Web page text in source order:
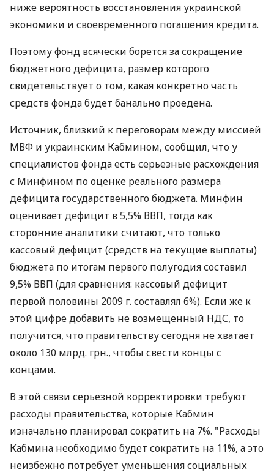
ниже вероятность восстановления украинской
экономики и своевременного погашения кредита.
Поэтому фонд всячески борется за сокращение
бюджетного дефицита, размер которого
свидетельствует о том, какая конкретно часть
средств фонда будет банально проедена.
Источник, близкий к переговорам между миссией
МВФ и украинским Кабмином, сообщил, что у
специалистов фонда есть серьезные расхождения
с Минфином по оценке реального размера
дефицита государственного бюджета. Минфин
оценивает дефицит в 5,5% ВВП, тогда как
сторонние аналитики считают, что только
кассовый дефицит (средств на текущие выплаты)
бюджета по итогам первого полугодия составил
9,5% ВВП (для сравнения: кассовый дефицит
первой половины 2009 г. составлял 6%). Если же к
этой цифре добавить не возмещенный НДС, то
получится, что правительству сегодня не хватает
около 130 млрд. грн., чтобы свести концы с
концами.
В этой связи серьезной корректировки требуют
расходы правительства, которые Кабмин
изначально планировал сократить на 7%. "Расходы
Кабмина необходимо будет сократить на 11%, а это
неизбежно потребует уменьшения социальных